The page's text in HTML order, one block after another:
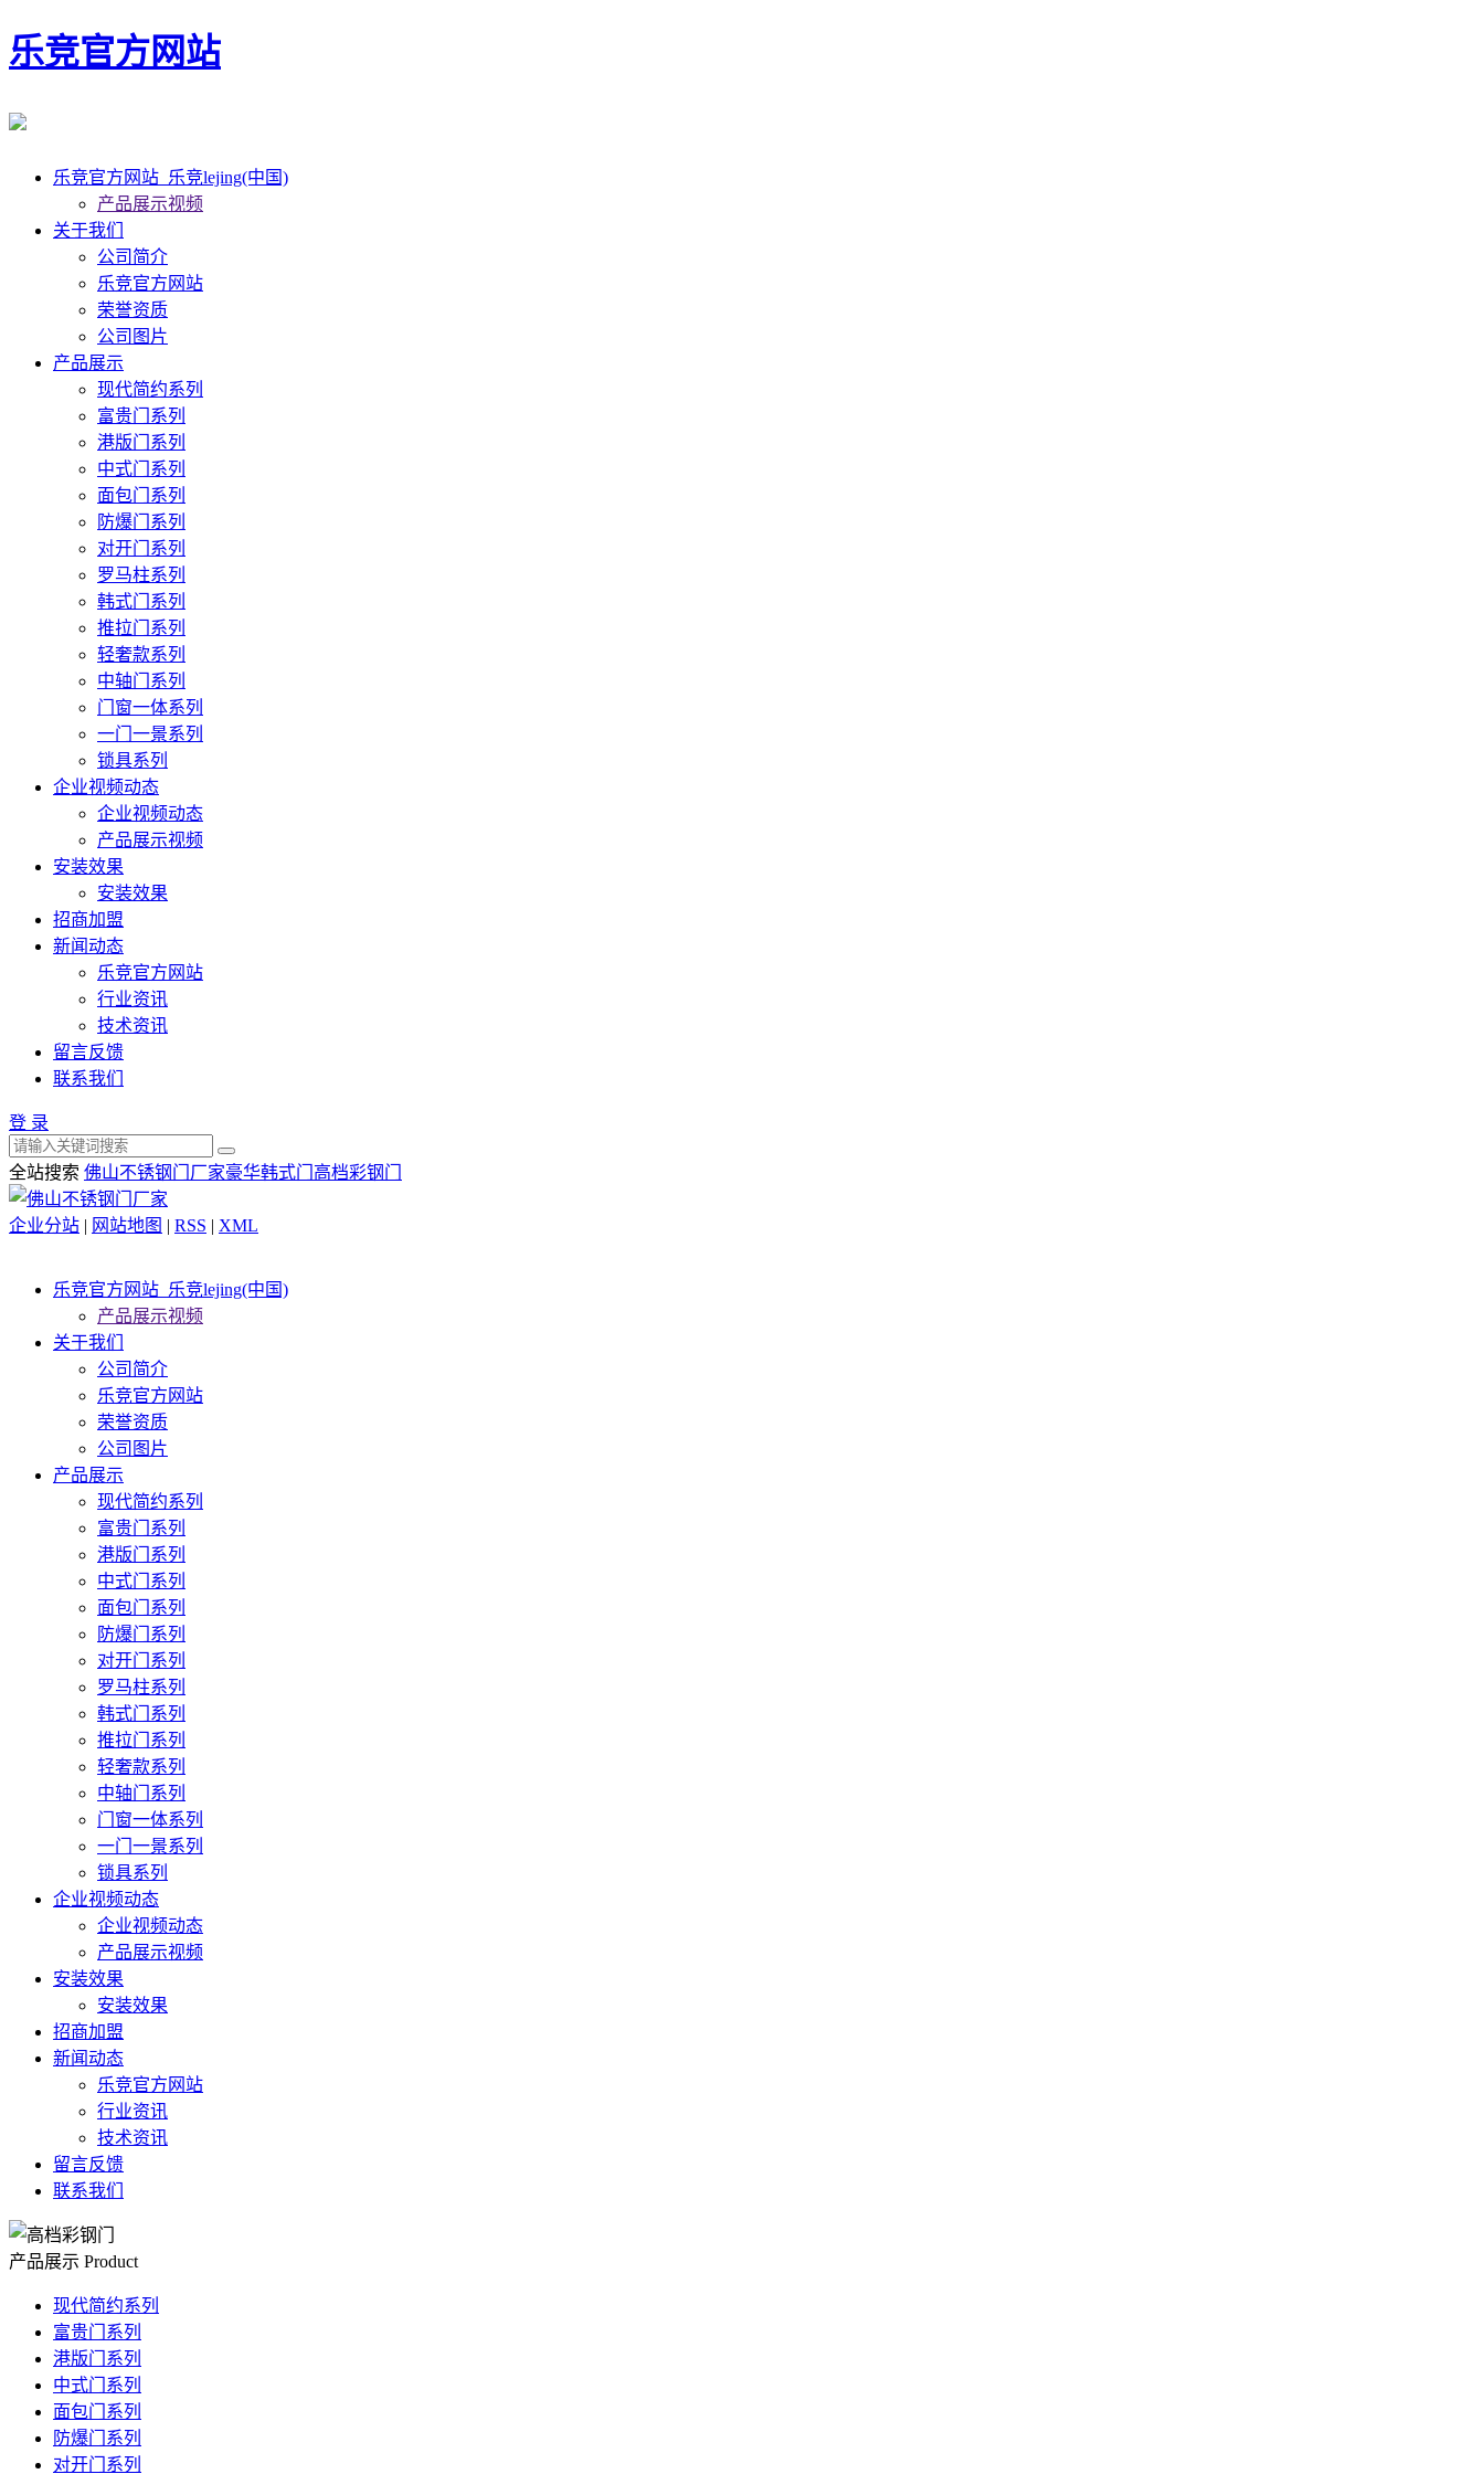
乐竞官方网站
乐竞官方网站_乐竞lejing(中国)
产品展示视频
关于我们
公司简介
乐竞官方网站
荣誉资质
公司图片
产品展示
现代简约系列
富贵门系列
港版门系列
中式门系列
面包门系列
防爆门系列
对开门系列
罗马柱系列
韩式门系列
推拉门系列
轻奢款系列
中轴门系列
门窗一体系列
一门一景系列
锁具系列
企业视频动态
企业视频动态
产品展示视频
安装效果
安装效果
招商加盟
新闻动态
乐竞官方网站
行业资讯
技术资讯
留言反馈
联系我们
登 录
全站搜索 佛山不锈钢门厂家豪华韩式门 高档彩钢门
企业分站 | 网站地图 | RSS | XML
乐竞官方网站_乐竞lejing(中国)
产品展示视频
关于我们
公司简介
乐竞官方网站
荣誉资质
公司图片
产品展示
现代简约系列
富贵门系列
港版门系列
中式门系列
面包门系列
防爆门系列
对开门系列
罗马柱系列
韩式门系列
推拉门系列
轻奢款系列
中轴门系列
门窗一体系列
一门一景系列
锁具系列
企业视频动态
企业视频动态
产品展示视频
安装效果
安装效果
招商加盟
新闻动态
乐竞官方网站
行业资讯
技术资讯
留言反馈
联系我们
产品展示 Product
现代简约系列
富贵门系列
港版门系列
中式门系列
面包门系列
防爆门系列
对开门系列